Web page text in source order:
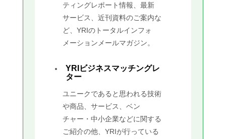
ティングレポート情報、最新
サービス、近刊資料のご案内な
ど、YRIのトータルインフォ
メーションメールマガジン。
YRIビジネスマッチングレ
ター
ユニークであると思われる技術
や商品、サービス、ベン
チャー・中小企業などに関する
ご紹介の他、YRIが行っている